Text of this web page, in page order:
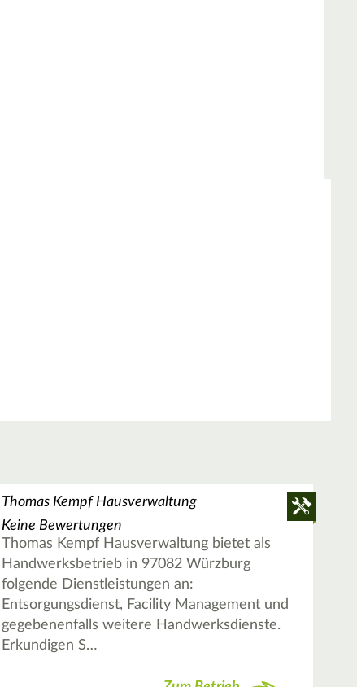
Thomas Kempf Hausverwaltung
Keine Bewertungen
Thomas Kempf Hausverwaltung bietet als
Handwerksbetrieb in 97082 Würzburg
folgende Dienstleistungen an:
Entsorgungsdienst, Facility Management und
gegebenenfalls weitere Handwerksdienste.
Erkundigen S…